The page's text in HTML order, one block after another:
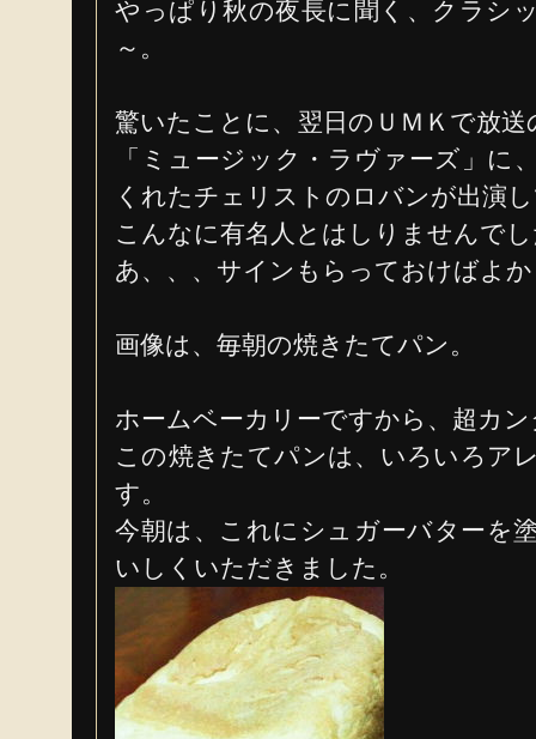
やっぱり秋の夜長に聞く、クラシ
～。
驚いたことに、翌日のＵＭＫで放
「ミュージック・ラヴァーズ」に
くれたチェリストのロバンが出演
こんなに有名人とはしりませんで
あ、、、サインもらっておけばよ
画像は、毎朝の焼きたてパン。
ホームベーカリーですから、超カ
この焼きたてパンは、いろいろア
す。
今朝は、これにシュガーバターを
いしくいただきました。